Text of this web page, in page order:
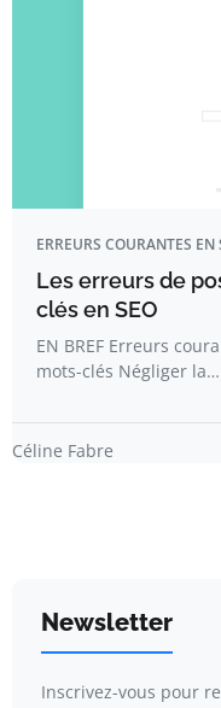
ERREURS COURANTES EN
Les erreurs de
clés en SEO
EN BREF Erreurs
mots-clés Négliger la…
Céline Fabre
Newsletter
Inscrivez-vous pour